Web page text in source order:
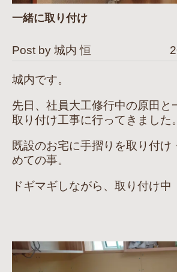
一緒に取り付け
Post by 城内 恒
城内です。
先日、社員大工修行中の原田と
取り付け工事に行ってきました。
既設のお宅に手摺りを取り付け
めての事。
ドギマギしながら、取り付け